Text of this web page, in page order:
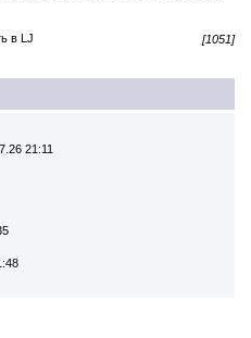
в LJ
[1051]
21:11